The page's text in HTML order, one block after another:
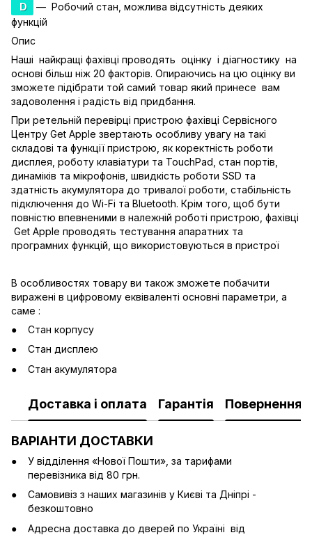
D
— Робочий стан, можлива відсутність деяких
функцій
Опис
Наші найкращі фахівці проводять оцінку і діагностику на
основі більш ніж 20 факторів. Опираючись на цю оцінку ви
зможете підібрати той самий товар який принесе вам
задоволення і радість від придбання.
При ретельній перевірці пристрою фахівці Сервісного
Центру Get Apple звертають особливу увагу на такі
складові та функції пристрою, як коректність роботи
дисплея, роботу клавіатури та TouchPad, стан портів,
динаміків та мікрофонів, швидкість роботи SSD та
здатність акумулятора до тривалої роботи, стабільність
підключення до Wi-Fi та Bluetooth. Крім того, щоб бути
повністю впевненими в належній роботі пристрою, фахівці
Get Apple проводять тестування апаратних та
програмних функцій, що використовуються в пристрої
В особливостях товару ви також зможете побачити
виражені в цифровому еквіваленті основні параметри, а
саме :
Стан корпусу
Стан дисплею
Стан акумулятора
Доставка і оплата Гарантія Повернення
ВАРІАНТИ ДОСТАВКИ
У відділення «Нової Пошти», за тарифами
перевізника від 80 грн.
Cамовивіз з наших магазинів у Києві та Дніпрі -
безкоштовно
Адресна доставка до дверей по Україні від